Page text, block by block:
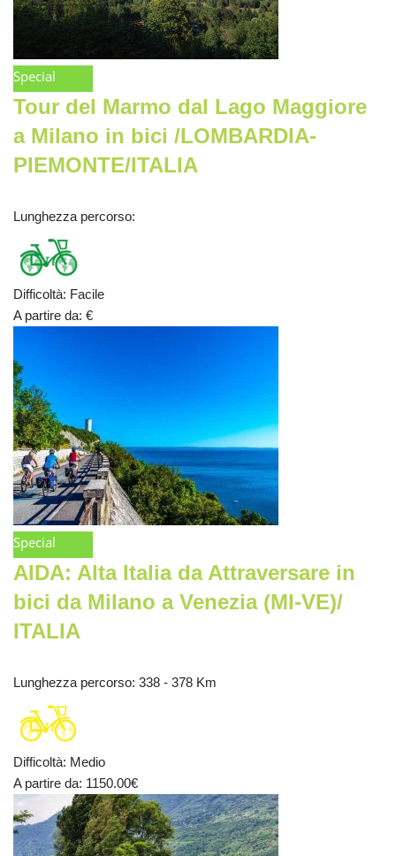
Special
Tour del Marmo dal Lago Maggiore
a Milano in bici /LOMBARDIA-
PIEMONTE/ITALIA
Lunghezza percorso:
Difficoltà: Facile
A partire da: €
Special
AIDA: Alta Italia da Attraversare in
bici da Milano a Venezia (MI-VE)/
ITALIA
Lunghezza percorso: 338 - 378 Km
Difficoltà: Medio
A partire da: 1150.00€